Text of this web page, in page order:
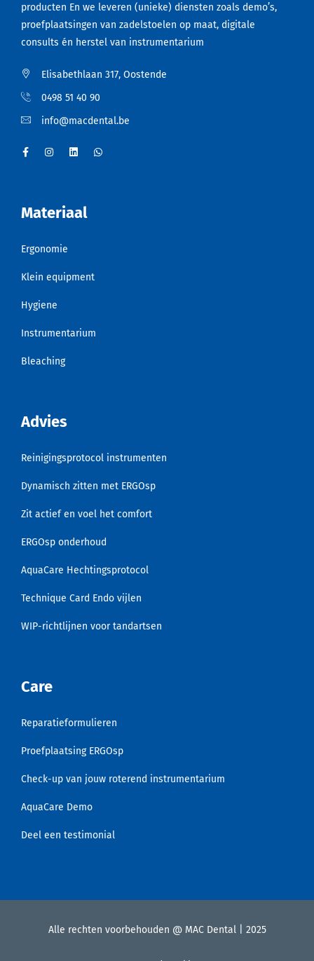
producten En we leveren (unieke) diensten zoals demo’s,
proefplaatsingen van zadelstoelen op maat, digitale
consults én herstel van instrumentarium
Elisabethlaan 317, Oostende
0498 51 40 90
info@macdental.be
Materiaal
Ergonomie
Klein equipment
Hygiene
Instrumentarium
Bleaching
Advies
Reinigingsprotocol instrumenten
Dynamisch zitten met ERGOsp
Zit actief en voel het comfort
ERGOsp onderhoud
AquaCare Hechtingsprotocol
Technique Card Endo vijlen
WIP-richtlijnen voor tandartsen
Care
Reparatieformulieren
Proefplaatsing ERGOsp
Check-up van jouw roterend instrumentarium
AquaCare Demo
Deel een testimonial
Alle rechten voorbehouden @ MAC Dental | 2025